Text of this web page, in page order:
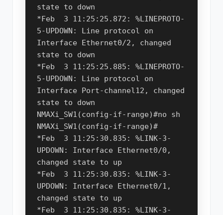
state to down
*Feb  3 11:25:25.872: %LINEPROTO-
5-UPDOWN: Line protocol on
Interface Ethernet0/2, changed
state to down
*Feb  3 11:25:25.885: %LINEPROTO-
5-UPDOWN: Line protocol on
Interface Port-channel12, changed
state to down
NMAXi_SW1(config-if-range)#no sh
NMAXi_SW1(config-if-range)#
*Feb  3 11:25:30.835: %LINK-3-
UPDOWN: Interface Ethernet0/0,
changed state to up
*Feb  3 11:25:30.835: %LINK-3-
UPDOWN: Interface Ethernet0/1,
changed state to up
*Feb  3 11:25:30.835: %LINK-3-